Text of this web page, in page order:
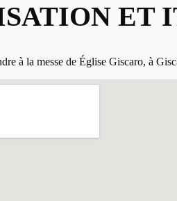
ET
à la messe de Église Giscaro, à